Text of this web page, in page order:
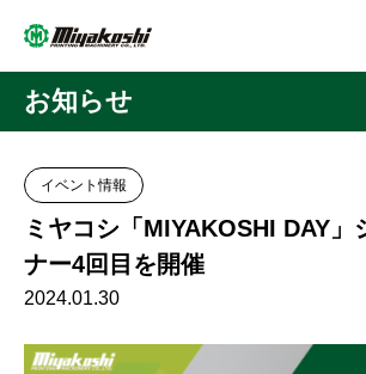
お知らせ
イベント情報
ミヤコシ「MIYAKOSHI DAY」
ナー4回目を開催
2024.01.30